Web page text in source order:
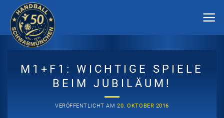
Inhalt
springen
M1+F1: WICHTIGE SPIELE
BEIM JUBILÄUM!
VERÖFFENTLICHT AM20. OKTOBER 2016